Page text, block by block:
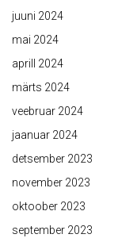
juuni 2024
mai 2024
aprill 2024
märts 2024
veebruar 2024
jaanuar 2024
detsember 2023
november 2023
oktoober 2023
september 2023